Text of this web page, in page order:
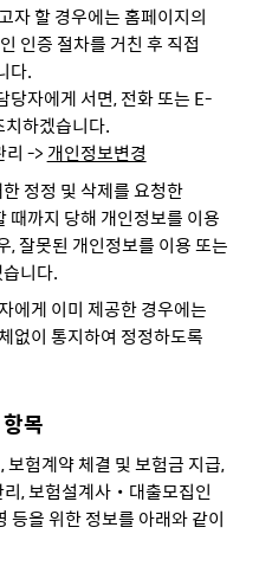
자 할 경우에는 홈페이지의
인증 절차를 거친 후 직접
다.
당자에게 서면, 전화 또는 E-
하겠습니다.
리 -> 개인정보변경
정정 및 삭제를 요청한
때까지 당해 개인정보를 이용
, 잘못된 개인정보를 이용 또는
니다.
에게 이미 제공한 경우에는
없이 통지하여 정정하도록
목
험계약 체결 및 보험금 지급,
리, 보험설계사‧대출모집인
등을 위한 정보를 아래와 같이